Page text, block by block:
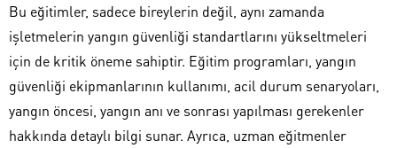
Bu eğitimler, sadece bireylerin değil, aynı zamanda
işletmelerin yangın güvenliği standartlarını yükseltmeleri
için de kritik öneme sahiptir. Eğitim programları, yangın
güvenliği ekipmanlarının kullanımı, acil durum senaryoları,
yangın öncesi, yangın anı ve sonrası yapılması gerekenler
hakkında detaylı bilgi sunar. Ayrıca, uzman eğitmenler